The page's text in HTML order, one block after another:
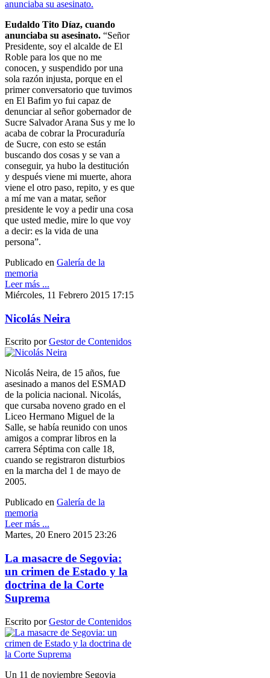
Eudaldo Tito Díaz, cuando
anunciaba su asesinato. “Señor
Presidente, soy el alcalde de El
Roble para los que no me
conocen, y suspendido por una
sola razón injusta, porque en el
primer conversatorio que tuvimos
en El Bafim yo fui capaz de
denunciar al señor gobernador de
Sucre Salvador Arana Sus y me lo
acaba de cobrar la Procuraduría
de Sucre, con esto se están
buscando dos cosas y se van a
conseguir, ya hubo la destitución
y después viene mi muerte, ahora
viene el otro paso, repito, y es que
a mí me van a matar, señor
presidente le voy a pedir una cosa
que usted medie, mire lo que voy
a decir: es la vida de una
persona”.
Publicado en Galería de la
memoria
Leer más ...
Miércoles, 11 Febrero 2015 17:15
Nicolás Neira
Escrito porGestor de Contenidos
Nicolás Neira, de 15 años, fue
asesinado a manos del ESMAD
de la policia nacional. Nicolás,
que cursaba noveno grado en el
Liceo Hermano Miguel de la
Salle, se había reunido con unos
amigos a comprar libros en la
carrera Séptima con calle 18,
cuando se registraron disturbios
en la marcha del 1 de mayo de
2005.
Publicado en Galería de la
memoria
Leer más ...
Martes, 20 Enero 2015 23:26
La masacre de Segovia:
un crimen de Estado y la
doctrina de la Corte
Suprema
Escrito porGestor de Contenidos
Un 11 de noviembre Segovia